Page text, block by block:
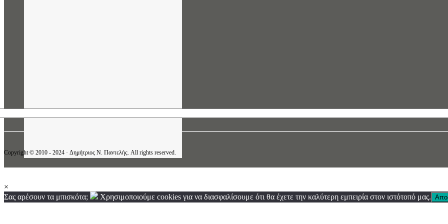
Copyright © 2010 - 2024 · Δημήτριος N. Παντελής. All rights reserved.
×
Σας αρέσουν τα μπισκότα;
Χρησιμοποιούμε cookies για να διασφαλίσουμε ότι θα έχετε την καλύτερη εμπειρία στον ιστότοπό μας.